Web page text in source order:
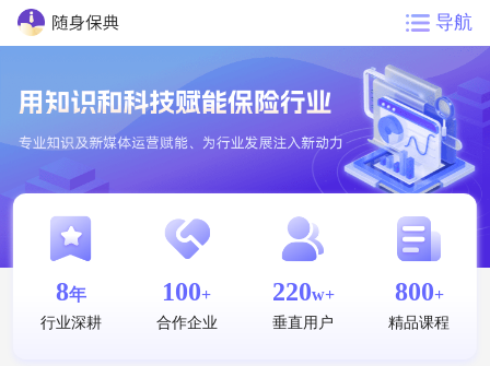
导航
8年
行业深耕
100+
合作企业
220w+
垂直用户
800+
精品课程